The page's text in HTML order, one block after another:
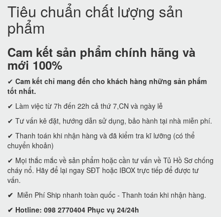
Tiêu chuẩn chất lượng sản
phẩm
Cam kết sản phẩm chính hãng và
mới 100%
✔ Cam kết chỉ mang đến cho khách hàng những sản phẩm
tốt nhất.
✔ Làm việc từ 7h đến 22h cả thứ 7,CN và ngày lễ
✔ Tư vấn kê đặt, hướng dẫn sử dụng, bảo hành tại nhà miễn phí.
✔ Thanh toán khi nhận hàng và đã kiểm tra kĩ lưỡng (có thể
chuyển khoản)
✔ Mọi thắc mắc về sản phẩm hoặc cần tư vấn về Tủ Hồ Sơ chống
cháy nổ. Hãy để lại ngay SĐT hoặc IBOX trực tiếp để được tư
vấn.
✔ Miễn Phí Ship nhanh toàn quốc - Thanh toán khi nhận hàng.
✔ Hotline: 098 2770404 Phục vụ 24/24h